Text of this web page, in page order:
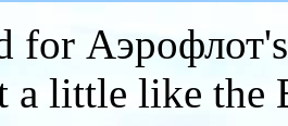
a little like the